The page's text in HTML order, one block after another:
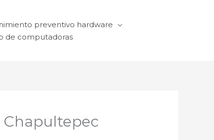
preventivo hardware
de computadoras
Chapultepec